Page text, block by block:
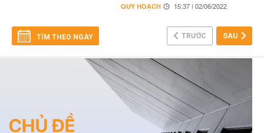
QUY HOẠCH 15:37 | 02/06/2022
TÌM THEO NGÀY TRƯỚC SAU